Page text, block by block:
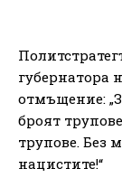
губернатора
отмъщение:
броят
трупове. Без
нацистите!“